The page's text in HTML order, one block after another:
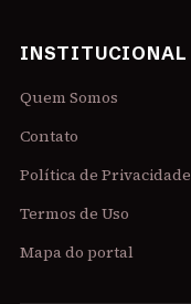
INSTITUCIONAL
Quem Somos
Contato
Política de Privacidade
Termos de Uso
Mapa do portal